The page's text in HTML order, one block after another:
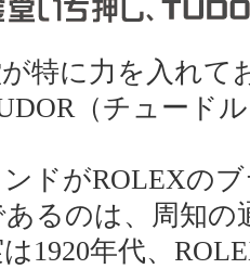
特に力を入れて
（チュード
ドがROLEXの
るのは、周知の
1920年代、